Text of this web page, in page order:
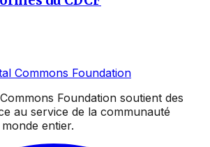
Commons Foundation
Foundation soutient des
au service de la communauté
entier.